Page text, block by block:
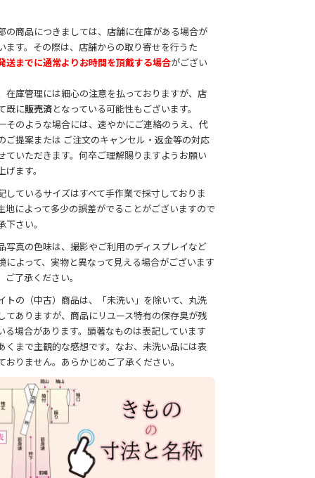
の商品につきましては、店舗に在庫がある場合が
ます。その際は、店舗からの取り寄せを行うた
送までに通常よりお時間を頂戴する場合がござい
在庫管理には細心の注意を払っておりますが、店
既に販売済となっている可能性もございます。
そのような場合には、速やかにご連絡のうえ、代
ご提案または ご注文のキャンセル・返金等の対応
ていただきます。何卒ご理解賜りますようお願い
げます。
ているサイズはすべて手作業で採寸しておりま
地によって多少の誤差がでることがございますので
下さい。
写真の色味は、撮影やご利用のディスプレイなど
によって、実物と異なって見える場合がございます
ご了承ください。
トの（中古）商品は、「未洗い」を除いて、丸洗
てありますが、商品にリユース特有の保存臭が残
る場合があります。顕著なものは表記しています
くまで主観的な感想です。なお、未洗い品には表
おりません。あらかじめご了承ください。